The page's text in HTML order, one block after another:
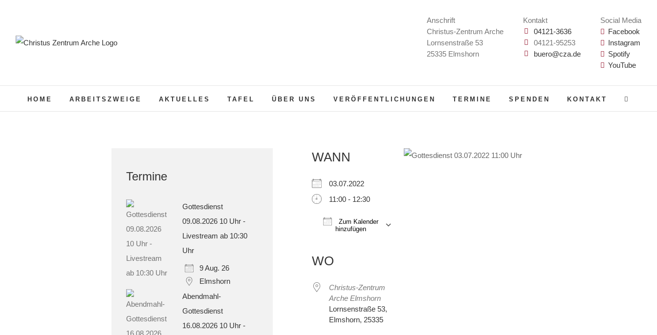
springen
Anschrift
Christus-Zentrum Arche
Lornsenstraße 53
25335 Elmshorn
Kontakt
04121-3636
04121-95253
buero@cza.de
Social Media
Facebook
Instagram
Spotify
YouTube
HOME ARBEITSZWEIGE AKTUELLES TAFEL ÜBER UNS VERÖFFENTLICHUNGEN TERMINE SPENDEN KONTAKT
WANN
03.07.2022
11:00 - 12:30
Zum Kalender
hinzufügen
WO
Christus-Zentrum
Arche Elmshorn
Lornsenstraße 53,
Elmshorn, 25335
Termine
Gottesdienst
09.08.2026 10 Uhr -
Livestream ab 10:30
Uhr
9 Aug. 26
Elmshorn
Abendmahl-
Gottesdienst
16.08.2026 10 Uhr -